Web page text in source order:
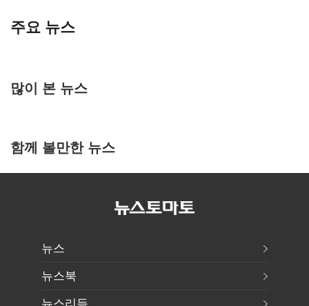
주요 뉴스
많이 본 뉴스
함께 볼만한 뉴스
뉴스
뉴스북